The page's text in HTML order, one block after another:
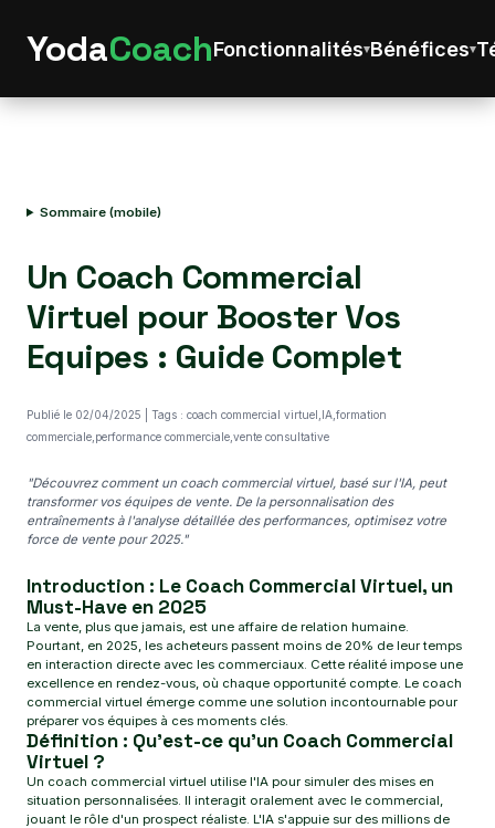
YodaCoachFonctionnalités Bénéfices
Sommaire (mobile)
Un Coach Commercial
Virtuel pour Booster Vos
Equipes : Guide Complet
Publié le 02/04/2025 | Tags : coach commercial virtuel,IA,formation
commerciale,performance commerciale,vente consultative
"Découvrez comment un coach commercial virtuel, basé sur l'IA, peut
transformer vos équipes de vente. De la personnalisation des
entraînements à l'analyse détaillée des performances, optimisez votre
force de vente pour 2025."
Introduction : Le Coach Commercial Virtuel, un
Must-Have en 2025
La vente, plus que jamais, est une affaire de relation humaine.
Pourtant, en 2025, les acheteurs passent moins de 20% de leur temps
en interaction directe avec les commerciaux. Cette réalité impose une
excellence en rendez-vous, où chaque opportunité compte. Le coach
commercial virtuel émerge comme une solution incontournable pour
préparer vos équipes à ces moments clés.
Définition : Qu'est-ce qu'un Coach Commercial
Virtuel ?
Un coach commercial virtuel utilise l'IA pour simuler des mises en
situation personnalisées. Il interagit oralement avec le commercial,
jouant le rôle d'un prospect réaliste. L'IA s'appuie sur des millions de